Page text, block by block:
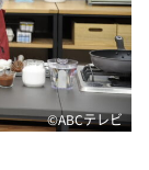
©ABCテレビ